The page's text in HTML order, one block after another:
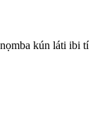
kún láti ibi tí